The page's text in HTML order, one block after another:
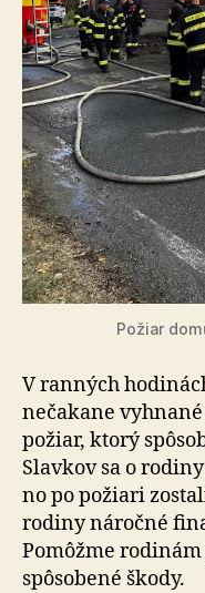
Požiar
V ranných
nečakane
požiar, ktorý
Slavkov sa o
no po požiari
rodiny náročné
Pomôžme
spôsobené škody.